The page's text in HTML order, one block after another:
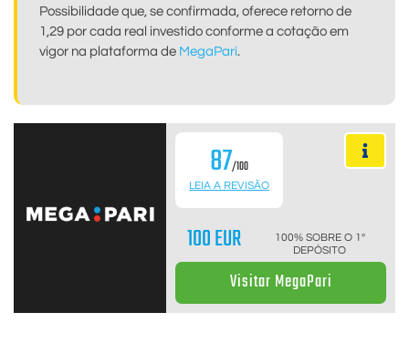
Possibilidade que, se confirmada, oferece retorno de
1,29 por cada real investido conforme a cotação em
vigor na plataforma de MegaPari.
87/100
LEIA A REVISÃO
100 EUR
100% SOBRE O 1º
DEPÓSITO
Visitar MegaPari